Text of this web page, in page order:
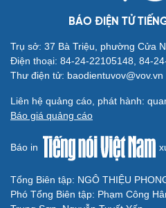
BÁO ĐIỆN TỬ
Trụ sở: 37 Bà Triệu, phường Cửa
Điện thoại: 84-24-22105148, 84-
Thư điện tử: baodientuvov@vov.vn
Liên hệ quảng cáo, phát hành:
Báo giá quảng cáo
Báo in
Tổng Biên tập: NGÔ THIỆU
Phó Tổng Biên tập: Phạm Công